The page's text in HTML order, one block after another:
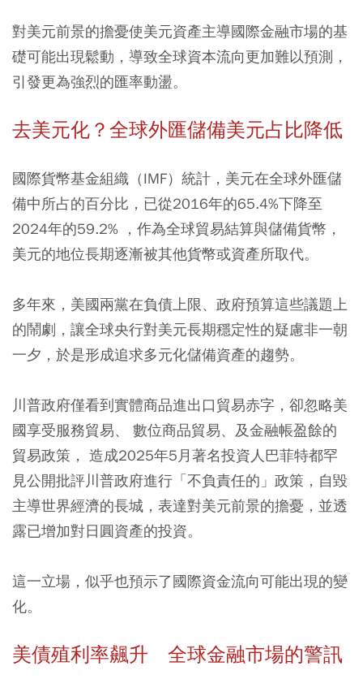
對美元前景的擔憂使美元資產主導國際金融市場的基
礎可能出現鬆動，導致全球資本流向更加難以預測，
引發更為強烈的匯率動盪。
去美元化？全球外匯儲備美元占比降低
國際貨幣基金組織（IMF）統計，美元在全球外匯儲
備中所占的百分比，已從2016年的65.4%下降至
2024年的59.2% ，作為全球貿易結算與儲備貨幣，
美元的地位長期逐漸被其他貨幣或資產所取代。
多年來，美國兩黨在負債上限、政府預算這些議題上
的鬧劇，讓全球央行對美元長期穩定性的疑慮非一朝
一夕，於是形成追求多元化儲備資產的趨勢。
川普政府僅看到實體商品進出口貿易赤字，卻忽略美
國享受服務貿易、 數位商品貿易、及金融帳盈餘的
貿易政策， 造成2025年5月著名投資人巴菲特都罕
見公開批評川普政府進行「不負責任的」政策，自毀
主導世界經濟的長城，表達對美元前景的擔憂，並透
露已增加對日圓資產的投資。
這一立場，似乎也預示了國際資金流向可能出現的變
化。
美債殖利率飆升 全球金融市場的警訊